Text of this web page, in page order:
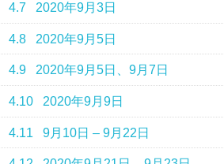
4.7 2020年9月3日
4.8 2020年9月5日
4.9 2020年9月5日、9月7日
4.10 2020年9月9日
4.11 9月10日 – 9月22日